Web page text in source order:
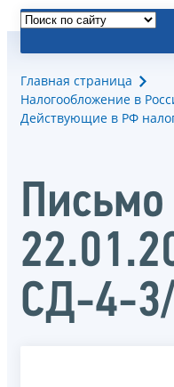
Главная страница
Налогообложение в
Действующие в РФ
Письмо
СД-4-